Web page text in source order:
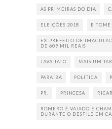
AS PRIMEIRAS DO DIA
ELEIÇÕES 2018 E TOME
EX-PREFEITO DE
DE 609 MIL REAIS
LAVA JATO MAIS UM
PARAÍBA POLÍTICA
PR. PRINCESA
ROMERO É VAIADO E
DURANTE O DESFILE EM